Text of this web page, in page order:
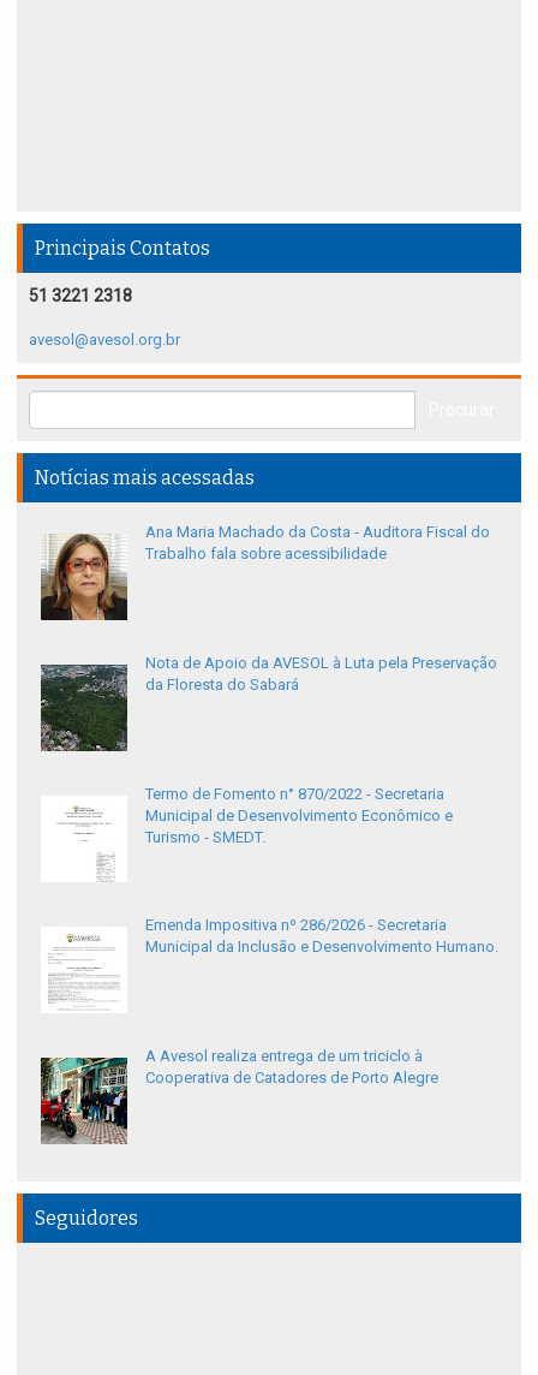
Principais Contatos
51 3221 2318
avesol@avesol.org.br
Notícias mais acessadas
Ana Maria Machado da Costa - Auditora Fiscal do
Trabalho fala sobre acessibilidade
Nota de Apoio da AVESOL à Luta pela Preservação
da Floresta do Sabará
Termo de Fomento n° 870/2022 - Secretaria
Municipal de Desenvolvimento Econômico e
Turismo - SMEDT.
Emenda Impositiva nº 286/2026 - Secretaria
Municipal da Inclusão e Desenvolvimento Humano.
A Avesol realiza entrega de um triciclo à
Cooperativa de Catadores de Porto Alegre
Seguidores